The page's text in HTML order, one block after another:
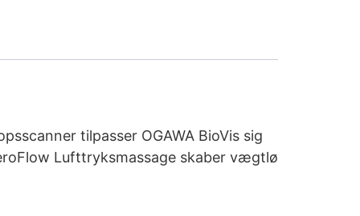
tilpasser OGAWA BioVis sig
Lufttryksmassage skaber vægtlø